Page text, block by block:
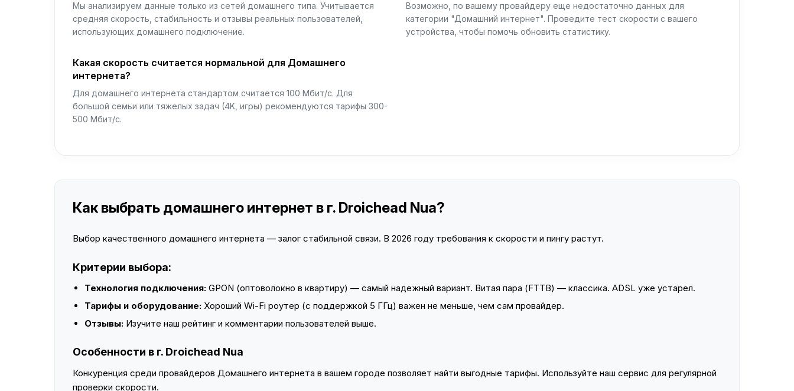
Мы анализируем данные только из сетей домашнего типа. Учитывается
средняя скорость, стабильность и отзывы реальных пользователей,
использующих домашнего подключение.
Возможно, по вашему провайдеру еще недостаточно данных для
категории "Домашний интернет". Проведите тест скорости с вашего
устройства, чтобы помочь обновить статистику.
Какая скорость считается нормальной для Домашнего
интернета?
Для домашнего интернета стандартом считается 100 Мбит/с. Для
большой семьи или тяжелых задач (4K, игры) рекомендуются тарифы 300-
500 Мбит/с.
Как выбрать домашнего интернет в г. Droichead Nua?
Выбор качественного домашнего интернета — залог стабильной связи. В 2026 году требования к скорости и пингу растут.
Критерии выбора:
Технология подключения: GPON (оптоволокно в квартиру) — самый надежный вариант. Витая пара (FTTB) — классика. ADSL уже устарел.
Тарифы и оборудование: Хороший Wi-Fi роутер (с поддержкой 5 ГГц) важен не меньше, чем сам провайдер.
Отзывы: Изучите наш рейтинг и комментарии пользователей выше.
Особенности в г. Droichead Nua
Конкуренция среди провайдеров Домашнего интернета в вашем городе позволяет найти выгодные тарифы. Используйте наш сервис для регулярной
проверки скорости.